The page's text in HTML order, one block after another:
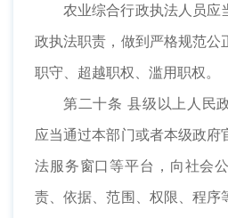
农业综合行政执法人员应
政执法职责，做到严格规范公
职守、超越职权、滥用职权。
第二十条 县级以上人民
应当通过本部门或者本级政府
法服务窗口等平台，向社会
责、依据、范围、权限、程序